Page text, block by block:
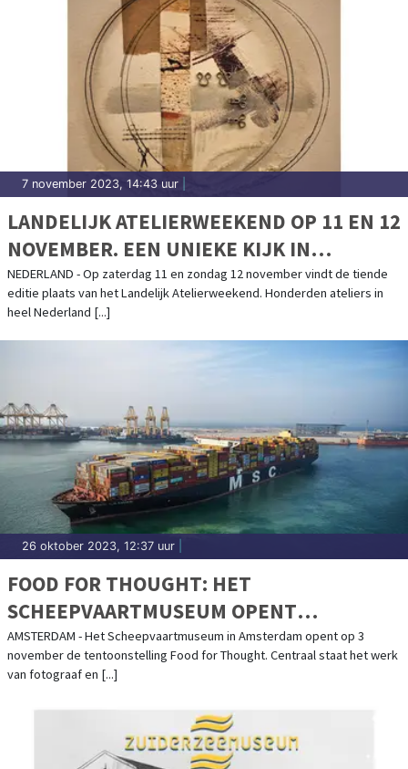
7 november 2023, 14:43 uur
LANDELIJK ATELIERWEEKEND OP 11 EN 12
NOVEMBER. EEN UNIEKE KIJK IN
HONDERDEN ATELIERS DOOR HET HELE
LAND
NEDERLAND - Op zaterdag 11 en zondag 12 november vindt de tiende
editie plaats van het Landelijk Atelierweekend. Honderden ateliers in
heel Nederland [...]
26 oktober 2023, 12:37 uur
FOOD FOR THOUGHT: HET
SCHEEPVAARTMUSEUM OPENT
TENTOONSTELLING OVER DE VERBORGEN
WERELD ACHTER ONS VOEDSEL
AMSTERDAM - Het Scheepvaartmuseum in Amsterdam opent op 3
november de tentoonstelling Food for Thought. Centraal staat het werk
van fotograaf en [...]